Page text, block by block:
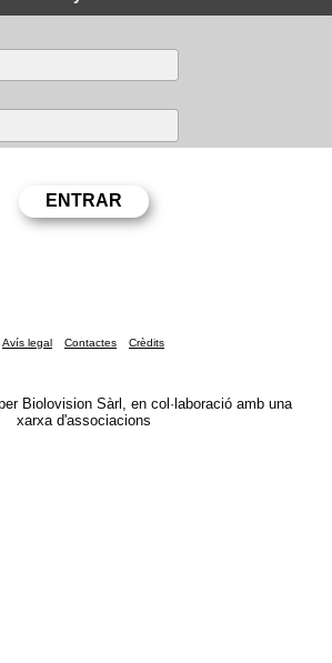
Avís legal Contactes Crèdits
Biolovision Sàrl, en col·laboració amb una
xarxa d'associacions